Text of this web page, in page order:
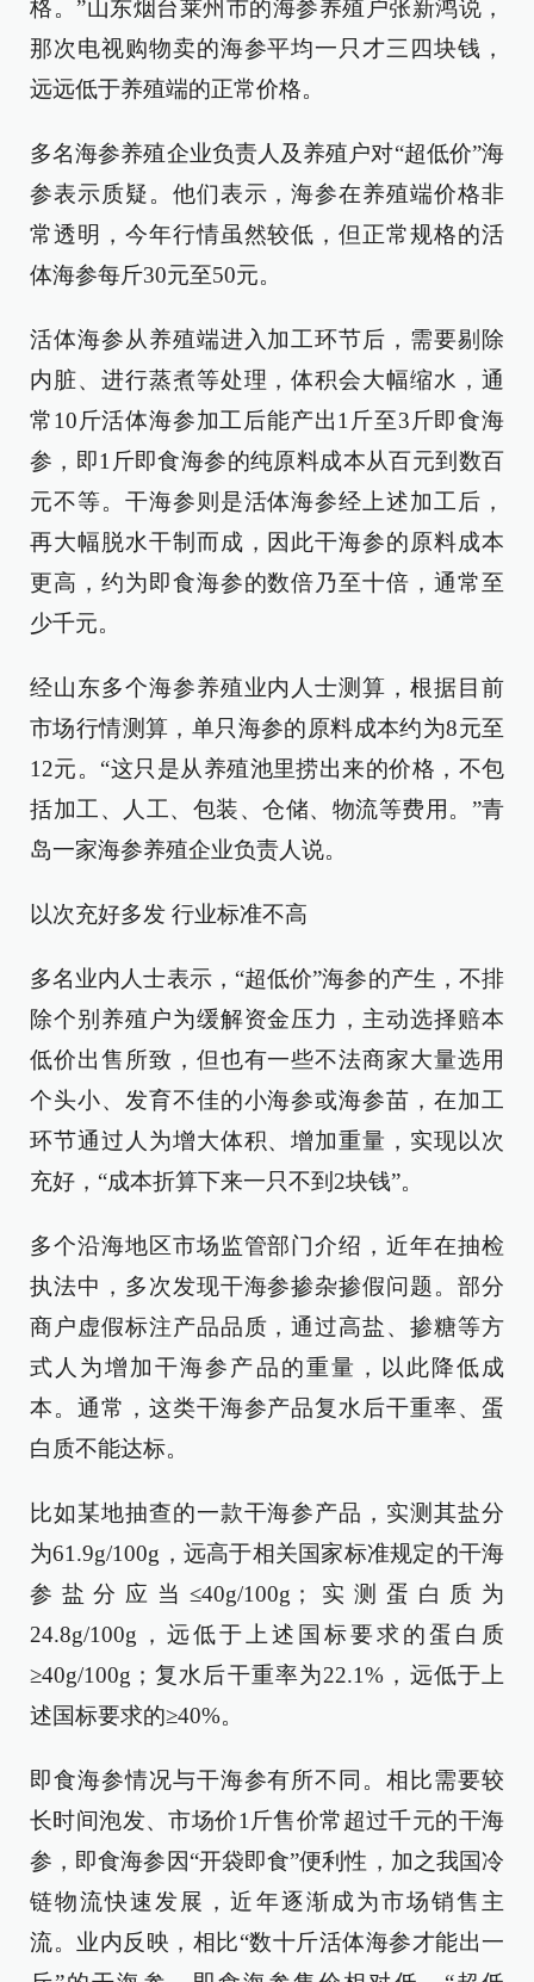
格。”山东烟台莱州市的海参养殖户张新鸿说，
那次电视购物卖的海参平均一只才三四块钱，
远远低于养殖端的正常价格。
多名海参养殖企业负责人及养殖户对“超低价”海
参表示质疑。他们表示，海参在养殖端价格非
常透明，今年行情虽然较低，但正常规格的活
体海参每斤30元至50元。
活体海参从养殖端进入加工环节后，需要剔除
内脏、进行蒸煮等处理，体积会大幅缩水，通
常10斤活体海参加工后能产出1斤至3斤即食海
参，即1斤即食海参的纯原料成本从百元到数百
元不等。干海参则是活体海参经上述加工后，
再大幅脱水干制而成，因此干海参的原料成本
更高，约为即食海参的数倍乃至十倍，通常至
少千元。
经山东多个海参养殖业内人士测算，根据目前
市场行情测算，单只海参的原料成本约为8元至
12元。“这只是从养殖池里捞出来的价格，不包
括加工、人工、包装、仓储、物流等费用。”青
岛一家海参养殖企业负责人说。
以次充好多发 行业标准不高
多名业内人士表示，“超低价”海参的产生，不排
除个别养殖户为缓解资金压力，主动选择赔本
低价出售所致，但也有一些不法商家大量选用
个头小、发育不佳的小海参或海参苗，在加工
环节通过人为增大体积、增加重量，实现以次
充好，“成本折算下来一只不到2块钱”。
多个沿海地区市场监管部门介绍，近年在抽检
执法中，多次发现干海参掺杂掺假问题。部分
商户虚假标注产品品质，通过高盐、掺糖等方
式人为增加干海参产品的重量，以此降低成
本。通常，这类干海参产品复水后干重率、蛋
白质不能达标。
比如某地抽查的一款干海参产品，实测其盐分
为61.9g/100g，远高于相关国家标准规定的干海
参盐分应当≤40g/100g；实测蛋白质为
24.8g/100g，远低于上述国标要求的蛋白质
≥40g/100g；复水后干重率为22.1%，远低于上
述国标要求的≥40%。
即食海参情况与干海参有所不同。相比需要较
长时间泡发、市场价1斤售价常超过千元的干海
参，即食海参因“开袋即食”便利性，加之我国冷
链物流快速发展，近年逐渐成为市场销售主
流。业内反映，相比“数十斤活体海参才能出一